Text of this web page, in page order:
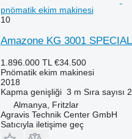
pnömatik ekim makinesi
10
Amazone KG 3001
1.896.000 TL €34.500
Pnömatik ekim makinesi
2018
Kapma genişliği 3 m Sıra sayısı
Almanya, Fritzlar
Agravis Technik Center GmbH
Satıcıyla iletişime geç